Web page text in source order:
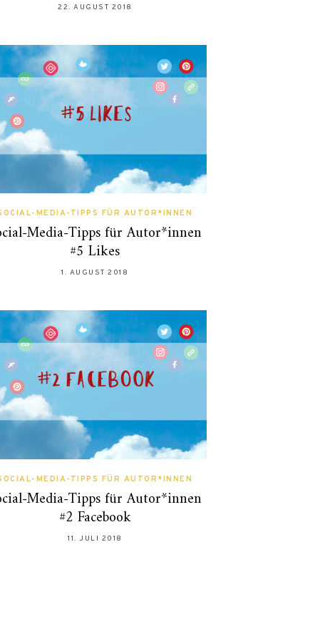
22. AUGUST 2018
MEDIA-TIPPS FÜR AUTOR*INNEN
Media-Tipps für Autor*innen
#5 Likes
1. AUGUST 2018
MEDIA-TIPPS FÜR AUTOR*INNEN
Media-Tipps für Autor*innen
#2 Facebook
11. JULI 2018